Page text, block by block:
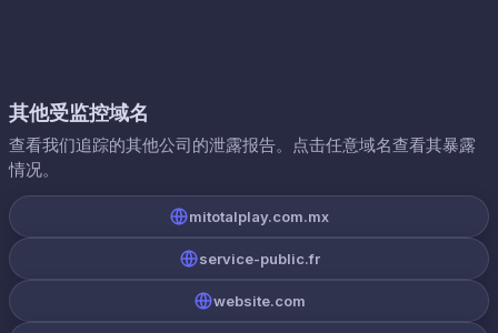
其他受监控域名
查看我们追踪的其他公司的泄露报告。点击任意域名查看其暴露
情况。
mitotalplay.com.mx
service-public.fr
website.com